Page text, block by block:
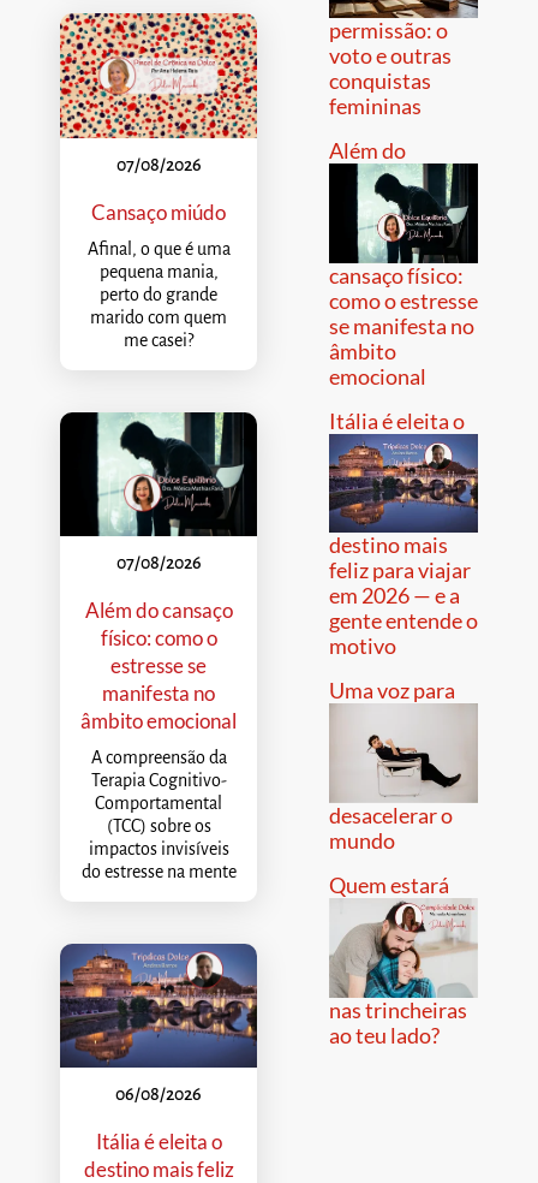
07/08/2026
Cansaço miúdo
Afinal, o que é uma
pequena mania,
perto do grande
marido com quem
me casei?
07/08/2026
Além do cansaço
físico: como o
estresse se
manifesta no
âmbito emocional
A compreensão da
Terapia Cognitivo-
Comportamental
(TCC) sobre os
impactos invisíveis
do estresse na mente
06/08/2026
Itália é eleita o
destino mais feliz
permissão: o
voto e outras
conquistas
femininas
Além do
cansaço físico:
como o estresse
se manifesta no
âmbito
emocional
Itália é eleita o
destino mais
feliz para viajar
em 2026 — e a
gente entende o
motivo
Uma voz para
desacelerar o
mundo
Quem estará
nas trincheiras
ao teu lado?